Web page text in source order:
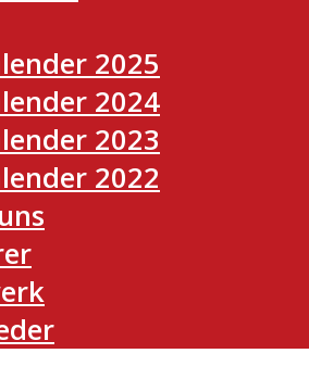
2025
2024
2023
2022